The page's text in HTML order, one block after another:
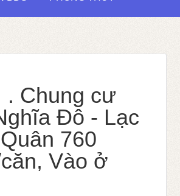
. Chung cư
Đô - Lạc
760
Vào ở